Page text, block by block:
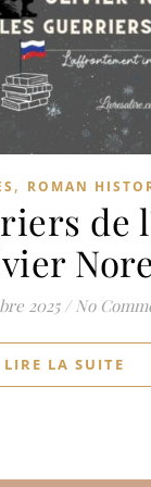
, ROMAN
de
2025 / No
LIRE LA SUITE